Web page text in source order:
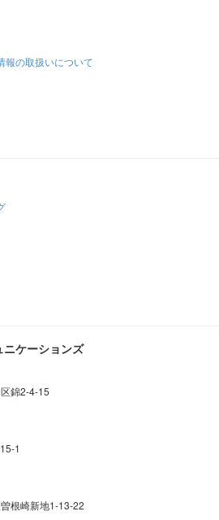
報の取扱いについて
ケーションズ
錦2-4-15
1
根崎新地1-13-22